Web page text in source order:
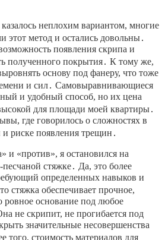
неплохим вариантом, многие
этот метод и остались довольны․
появления скрипа и
полученного покрытия․ К тому же,
основу под фанеру, что тоже
и сил․ Самовыравнивающиеся
и удобный способ, но их цена
для площади моей квартиры․
где говорилось о сложностях в
риске появления трещин․
и «против», я остановился на
стяжке․ Да, это более
определенных навыков и
стяжка обеспечивает прочное,
ровное основание под любое
не скрипит, не прогибается под
значительные несовершенства
того, стоимость материалов для